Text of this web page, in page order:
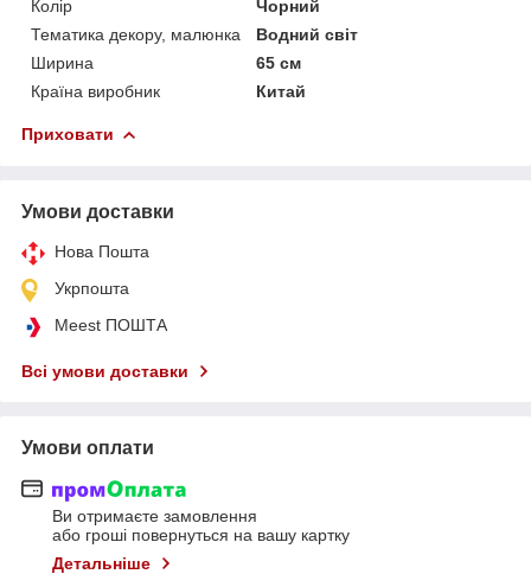
Колір
Чорний
Тематика декору, малюнка
Водний світ
Ширина
65 см
Країна виробник
Китай
Приховати
Умови доставки
Нова Пошта
Укрпошта
Meest ПОШТА
Всі умови доставки
Умови оплати
Ви отримаєте замовлення
або гроші повернуться на вашу картку
Детальніше